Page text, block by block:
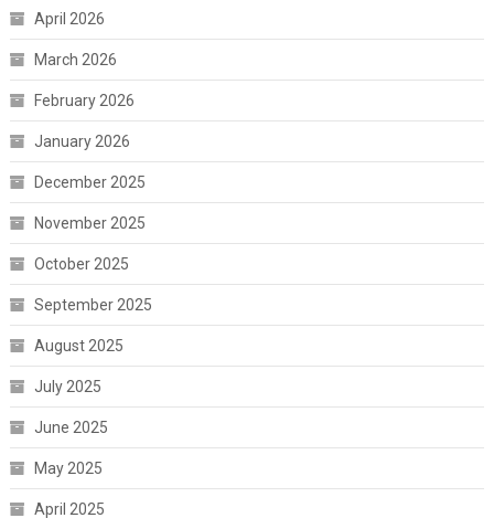
April 2026
March 2026
February 2026
January 2026
December 2025
November 2025
October 2025
September 2025
August 2025
July 2025
June 2025
May 2025
April 2025